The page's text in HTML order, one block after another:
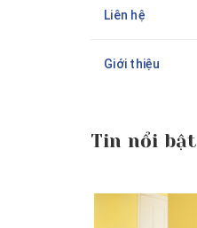
Liên hệ
Giới thiệu
Tin nổi bật